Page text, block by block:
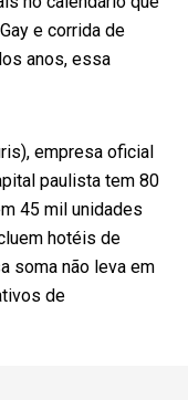
e corrida de
anos, essa
empresa oficial
paulista tem 80
45 mil unidades
hotéis de
soma não leva em
de